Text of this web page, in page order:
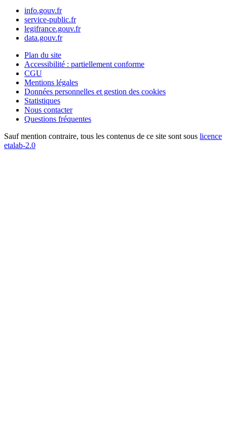
info.gouv.fr
service-public.fr
legifrance.gouv.fr
data.gouv.fr
Plan du site
Accessibilité : partiellement conforme
CGU
Mentions légales
Données personnelles et gestion des cookies
Statistiques
Nous contacter
Questions fréquentes
Sauf mention contraire, tous les contenus de ce site sont sous licence
etalab-2.0